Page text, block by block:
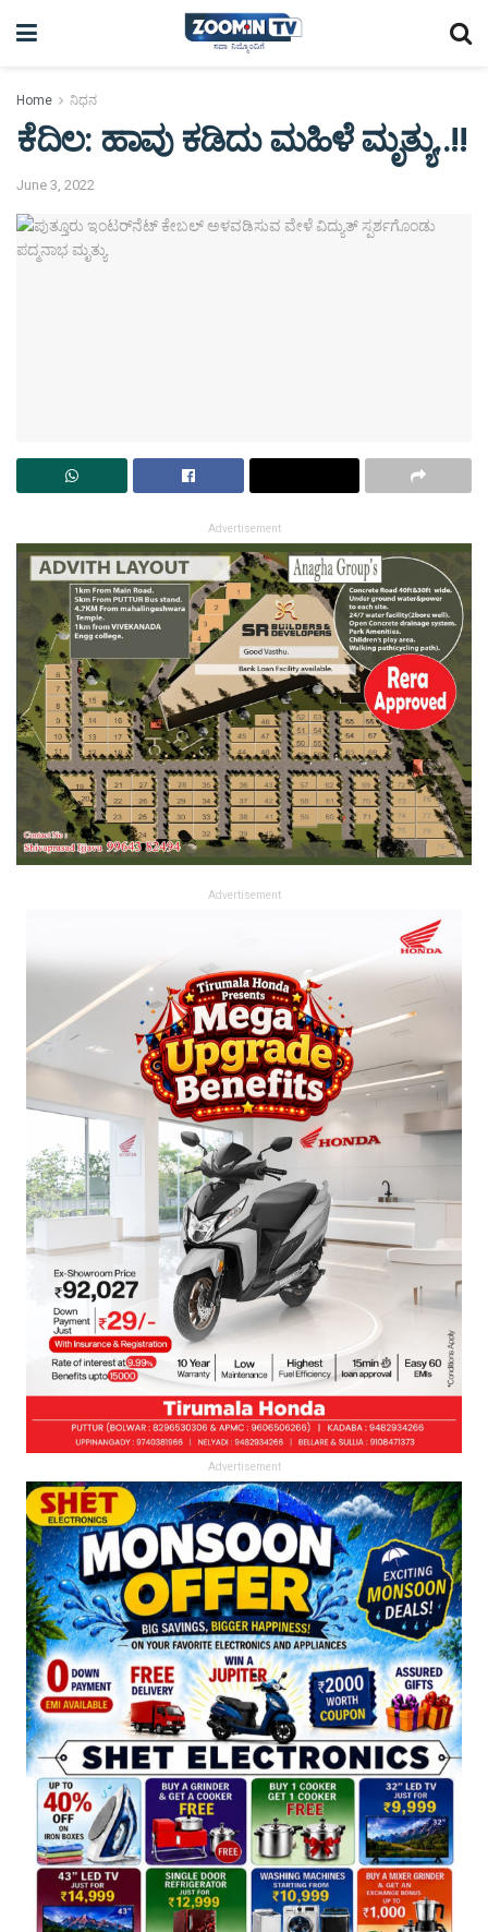
Home ನಿಧನ
ಕೆದಿಲ: ಹಾವು ಕಡಿದು ಮಹಿಳೆ ಮೃತ್ಯು..!!
June 3, 2022
Advertisement
Advertisement
Advertisement